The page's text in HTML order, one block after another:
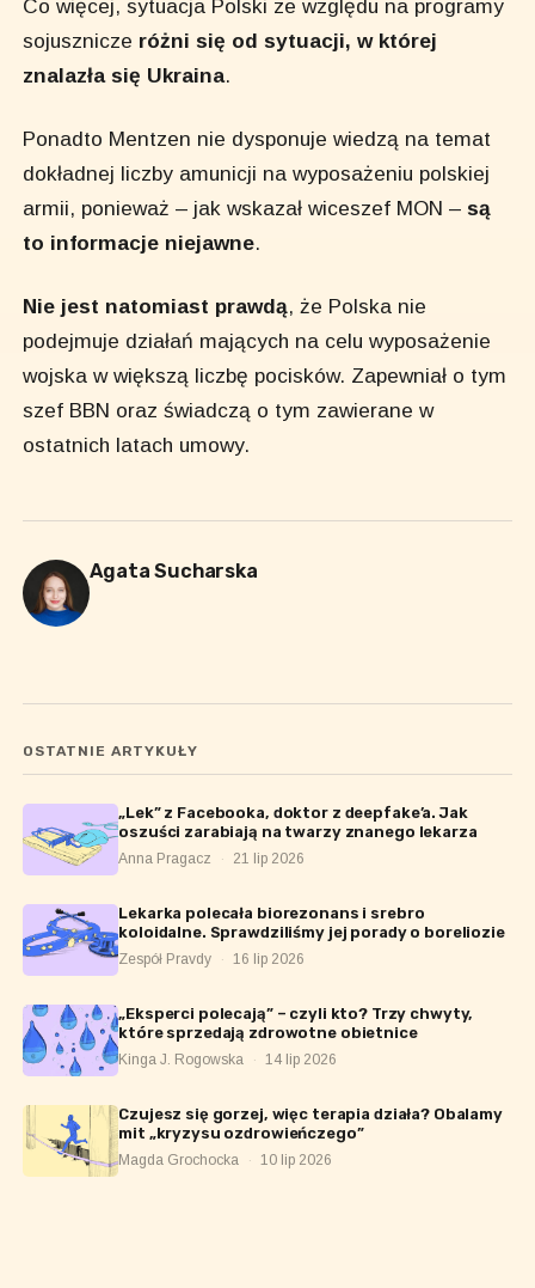
Co więcej, sytuacja Polski ze względu na programy
sojusznicze różni się od sytuacji, w której
znalazła się Ukraina.
Ponadto Mentzen nie dysponuje wiedzą na temat
dokładnej liczby amunicji na wyposażeniu polskiej
armii, ponieważ – jak wskazał wiceszef MON –są
to informacje niejawne.
Nie jest natomiast prawdą, że Polska nie
podejmuje działań mających na celu wyposażenie
wojska w większą liczbę pocisków. Zapewniał o tym
szef BBN oraz świadczą o tym zawierane w
ostatnich latach umowy.
Agata Sucharska
OSTATNIE ARTYKUŁY
„Lek” z Facebooka, doktor z deepfake’a. Jak
oszuści zarabiają na twarzy znanego lekarza
Anna Pragacz · 21 lip 2026
Lekarka polecała biorezonans i srebro
koloidalne. Sprawdziliśmy jej porady o boreliozie
Zespół Pravdy · 16 lip 2026
„Eksperci polecają” – czyli kto? Trzy chwyty,
które sprzedają zdrowotne obietnice
Kinga J. Rogowska · 14 lip 2026
Czujesz się gorzej, więc terapia działa? Obalamy
mit „kryzysu ozdrowieńczego”
Magda Grochocka · 10 lip 2026